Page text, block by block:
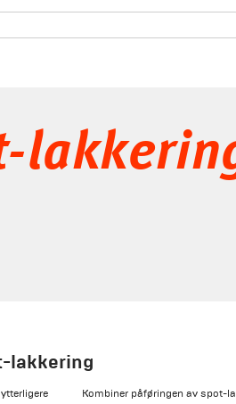
lakkering
Kombiner påføringen av spot-